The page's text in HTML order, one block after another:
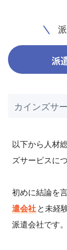
派
カインズサ
以下から人材
ズサービスに
初めに結論を
遣会社と未経
派遣会社です。